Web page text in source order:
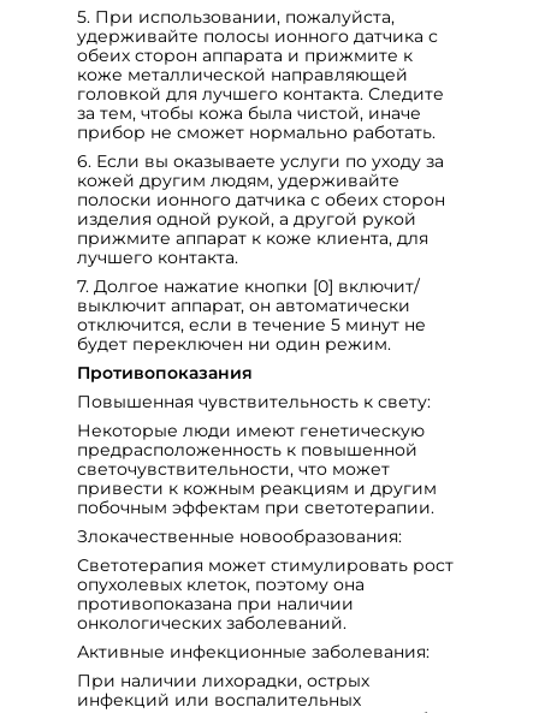
5. При использовании, пожалуйста,
удерживайте полосы ионного датчика с
обеих сторон аппарата и прижмите к
коже металлической направляющей
головкой для лучшего контакта. Следите
за тем, чтобы кожа была чистой, иначе
прибор не сможет нормально работать.
6. Если вы оказываете услуги по уходу за
кожей другим людям, удерживайте
полоски ионного датчика с обеих сторон
изделия одной рукой, а другой рукой
прижмите аппарат к коже клиента, для
лучшего контакта.
7. Долгое нажатие кнопки [0] включит/
выключит аппарат, он автоматически
отключится, если в течение 5 минут не
будет переключен ни один режим.
Противопоказания
Повышенная чувствительность к свету:
Некоторые люди имеют генетическую
предрасположенность к повышенной
светочувствительности, что может
привести к кожным реакциям и другим
побочным эффектам при светотерапии.
Злокачественные новообразования:
Светотерапия может стимулировать рост
опухолевых клеток, поэтому она
противопоказана при наличии
онкологических заболеваний.
Активные инфекционные заболевания:
При наличии лихорадки, острых
инфекций или воспалительных